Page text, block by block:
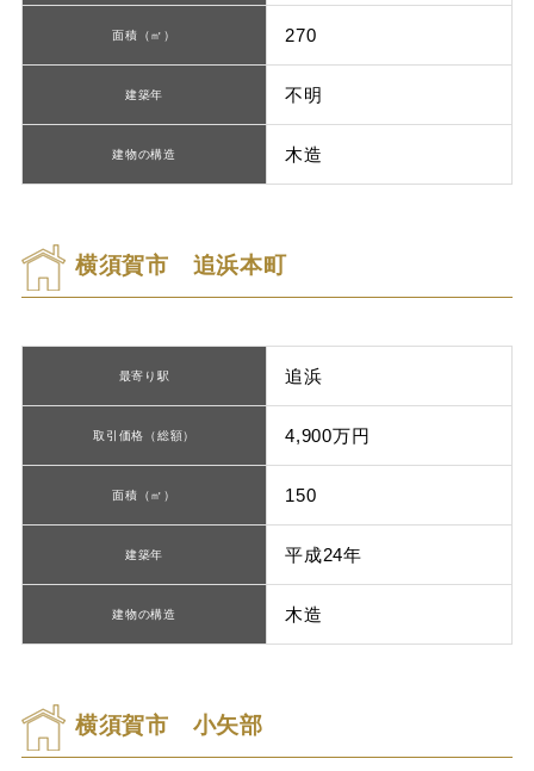
面積（㎡） 270
建築年 不明
建物の構造 木造
横須賀市 追浜本町
最寄り駅 追浜
取引価格（総額） 4,900万円
面積（㎡） 150
建築年 平成24年
建物の構造 木造
横須賀市 小矢部